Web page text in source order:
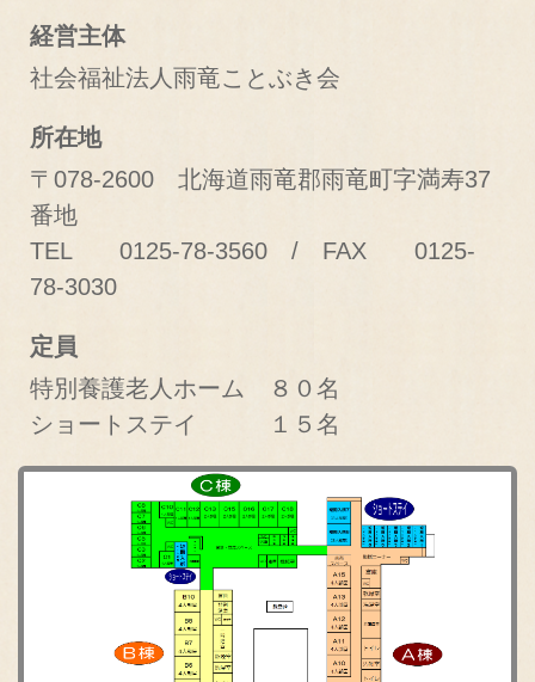
経営主体
社会福祉法人雨竜ことぶき会
所在地
〒078-2600 北海道雨竜郡雨竜町字満寿37
番地
TEL 0125-78-3560 / FAX 0125-
78-3030
定員
特別養護老人ホーム ８０名
ショートステイ １５名